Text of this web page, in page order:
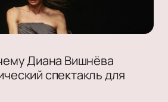
Диана Вишнёва
спектакль для